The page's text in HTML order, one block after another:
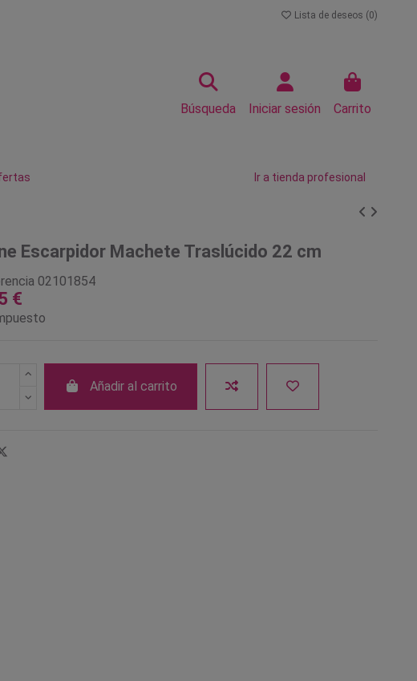
Lista de deseos (0)
Búsqueda Iniciar sesión Carrito
Ir a tienda profesional
Escarpidor Machete Traslúcido 22 cm
02101854
€
Añadir al carrito